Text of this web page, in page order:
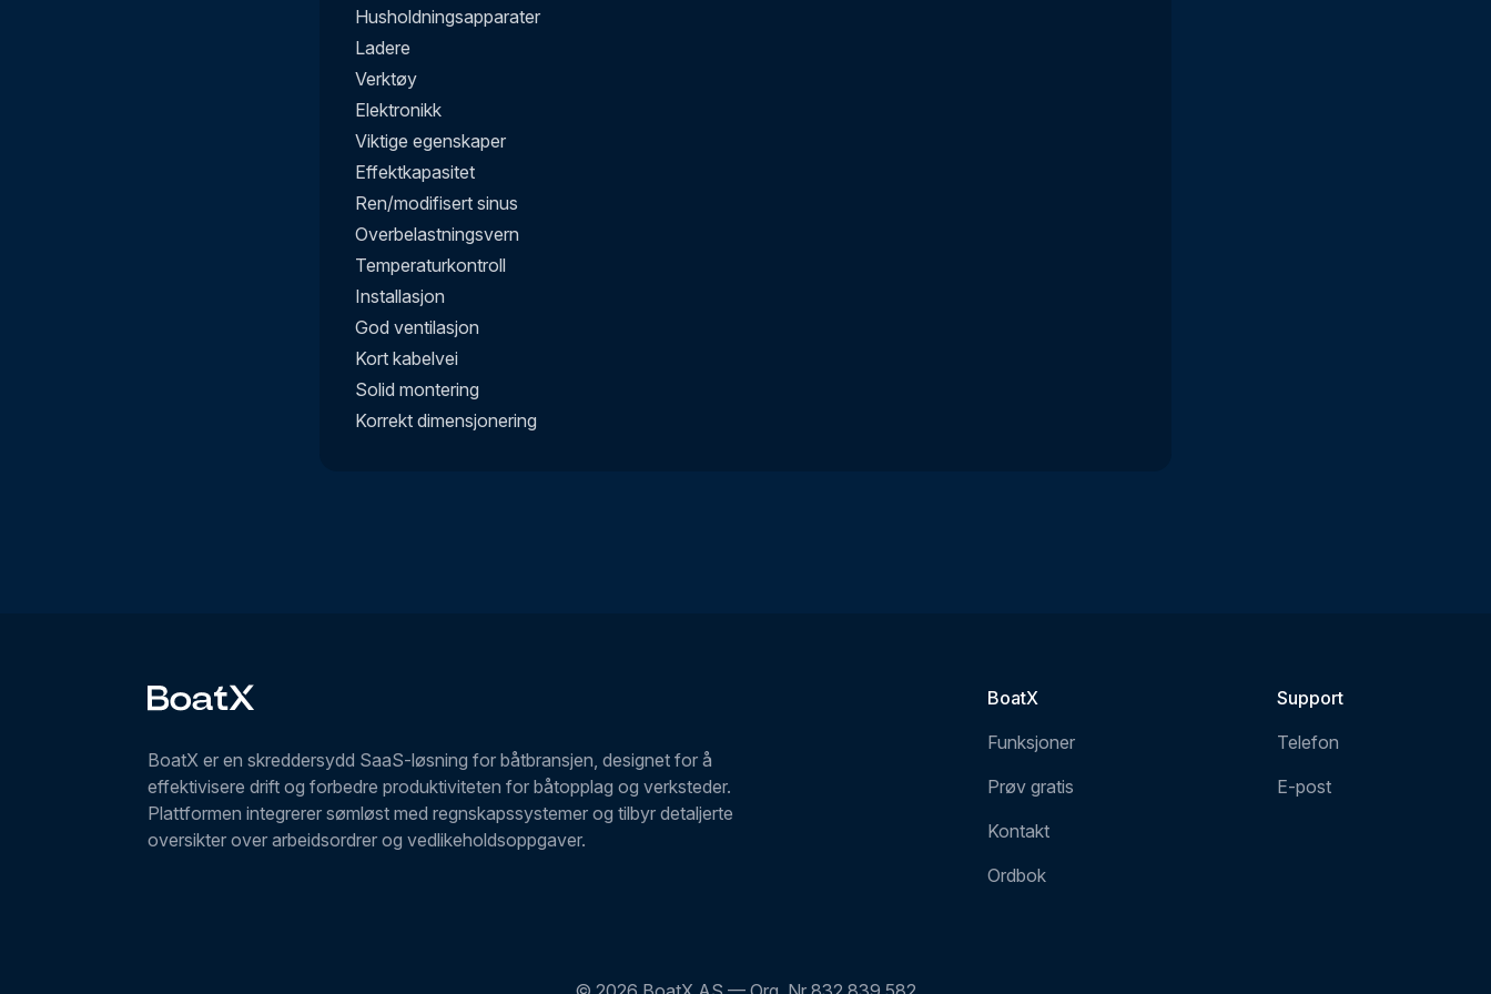
Husholdningsapparater
Ladere
Verktøy
Elektronikk
Viktige egenskaper
Effektkapasitet
Ren/modifisert sinus
Overbelastningsvern
Temperaturkontroll
Installasjon
God ventilasjon
Kort kabelvei
Solid montering
Korrekt dimensjonering
BoatX er en skreddersydd SaaS-løsning for båtbransjen, designet for å
effektivisere drift og forbedre produktiviteten for båtopplag og verksteder.
Plattformen integrerer sømløst med regnskapssystemer og tilbyr detaljerte
oversikter over arbeidsordrer og vedlikeholdsoppgaver.
BoatX
Funksjoner
Prøv gratis
Kontakt
Ordbok
Support
Telefon
E-post